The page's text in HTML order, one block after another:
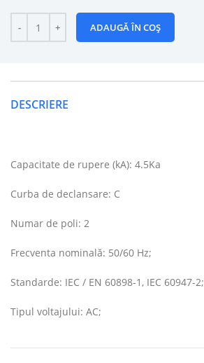
ADAUGĂ ÎN COȘ
DESCRIERE
Capacitate de rupere (kA): 4.5Ka
Curba de declansare: C
Numar de poli: 2
Frecventa nominală: 50/60 Hz;
Standarde: IEC / EN 60898-1, IEC 60947-2;
Tipul voltajului: AC;